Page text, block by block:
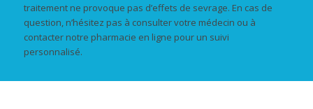
traitement ne provoque pas d’effets de sevrage. En cas de
question, n’hésitez pas à consulter votre médecin ou à
contacter notre pharmacie en ligne pour un suivi
personnalisé.